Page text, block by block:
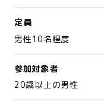
定員
男性10名程度
参加対象者
20歳以上の男性